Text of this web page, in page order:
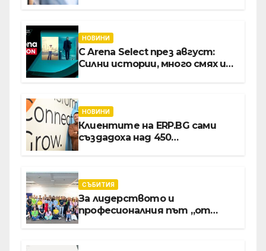
НОВИНИ
С Arena Select през август:
Силни истории, много смях и
НОВИНИ
Клиентите на ERP.BG сами
създадоха над 450
интелект
СЪБИТИЯ
За лидерството и
професионалния път „от